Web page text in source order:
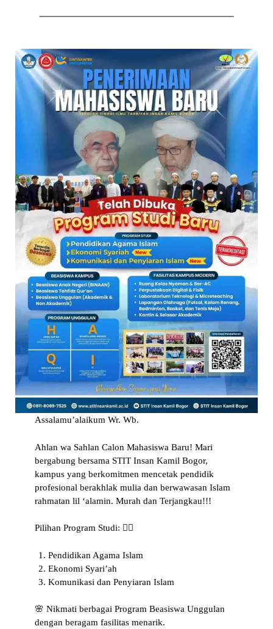
Assalamu’alaikum Wr. Wb.
Ahlan wa Sahlan Calon Mahasiswa Baru! Mari
bergabung bersama STIT Insan Kamil Bogor,
kampus yang berkomitmen mencetak pendidik
profesional berakhlak mulia dan berwawasan Islam
rahmatan lil ‘alamin. Murah dan Terjangkau!!!
Pilihan Program Studi: 👇🏻
Pendidikan Agama Islam
Ekonomi Syari’ah
Komunikasi dan Penyiaran Islam
🌸 Nikmati berbagai Program Beasiswa Unggulan
dengan beragam fasilitas menarik.